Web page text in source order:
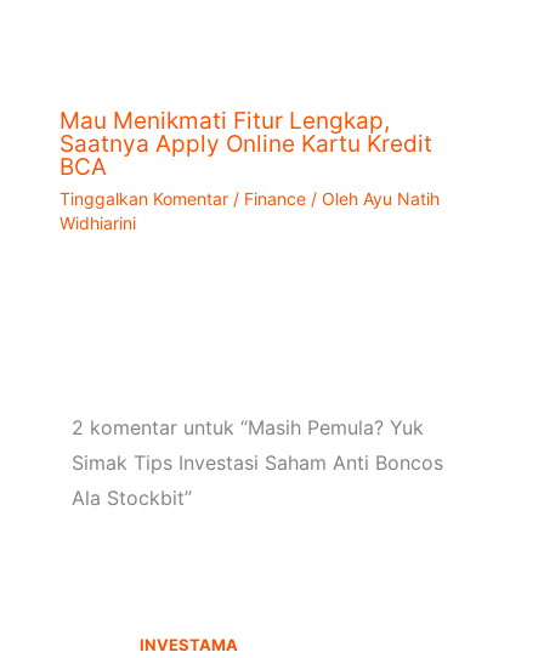
Mau Menikmati Fitur Lengkap,
Saatnya Apply Online Kartu Kredit
BCA
Tinggalkan Komentar / Finance/ Oleh Ayu Natih
Widhiarini
2 komentar untuk “Masih Pemula? Yuk
Simak Tips Investasi Saham Anti Boncos
Ala Stockbit”
INVESTAMA